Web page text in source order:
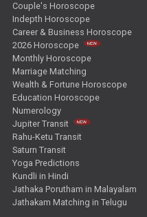
Couple's Horoscope
Indepth Horoscope
Career & Business Horoscope
2026 Horoscope
Monthly Horoscope
Marriage Matching
Wealth & Fortune Horoscope
Education Horoscope
Numerology
Jupiter Transit
Rahu-Ketu Transit
Saturn Transit
Yoga Predictions
Kundli in Hindi
Jathaka Porutham in Malayalam
Jathakam Matching in Telugu